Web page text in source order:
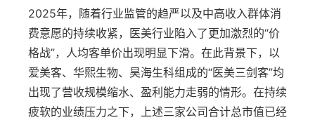
2025年，随着行业监管的趋严以及中高收入群体消
费意愿的持续收紧，医美行业陷入了更加激烈的“价
格战”，人均客单价出现明显下滑。在此背景下，以
爱美客、华熙生物、昊海生科组成的“医美三剑客”均
出现了营收规模缩水、盈利能力走弱的情形。在持续
疲软的业绩压力之下，上述三家公司合计总市值已经